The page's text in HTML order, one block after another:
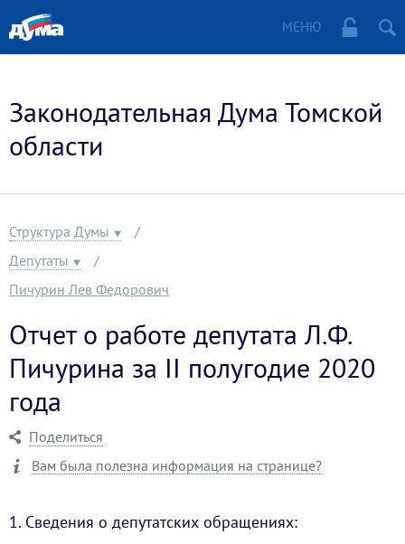
МЕНЮ
Законодательная Дума Томской
области
Структура Думы
Депутаты
Пичурин Лев Федорович
Отчет о работе депутата Л.Ф.
Пичурина за II полугодие 2020
года
Поделиться
Вам была полезна информация на странице?
1. Сведения о депутатских обращениях: